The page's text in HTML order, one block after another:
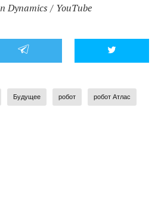
Dynamics / YouTube
Будущее робот робот Атлас